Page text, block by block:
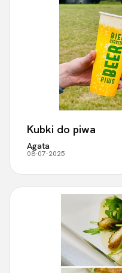
Kubki do piwa
Agata
08-07-2025